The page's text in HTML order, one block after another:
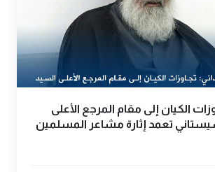
الكيان إلى مقام المرجع الأعلى
تعمد إثارة مشاعر المسلمين